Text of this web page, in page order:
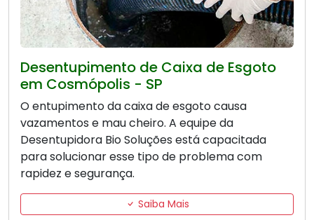
Desentupimento de Caixa de Esgoto
em Cosmópolis - SP
O entupimento da caixa de esgoto causa
vazamentos e mau cheiro. A equipe da
Desentupidora Bio Soluções está capacitada
para solucionar esse tipo de problema com
rapidez e segurança.
Saiba Mais